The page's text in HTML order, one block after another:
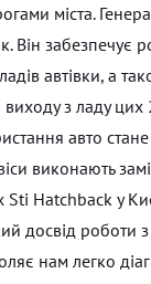
міста.
Він забезпечує
автівки, а
з ладу цих
авто
виконають
Hatchback у
досвід роботи
нам легко